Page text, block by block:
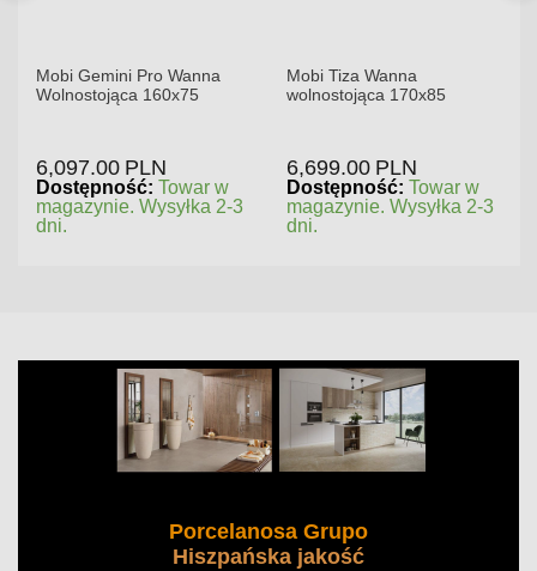
Mobi Gemini Pro Wanna
Wolnostojąca 160x75
6,097.00 PLN
Dostępność: Towar w
magazynie. Wysyłka 2-3
dni.
Mobi Tiza Wanna
wolnostojąca 170x85
6,699.00 PLN
Dostępność: Towar w
magazynie. Wysyłka 2-3
dni.
Porcelanosa Grupo
Hiszpańska jakość